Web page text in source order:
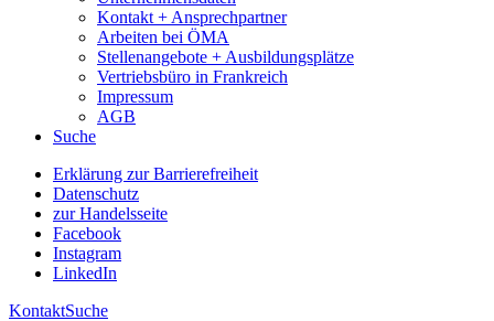
Kontakt + Ansprechpartner
Arbeiten bei ÖMA
Stellenangebote + Ausbildungsplätze
Vertriebsbüro in Frankreich
Impressum
AGB
Suche
Erklärung zur Barrierefreiheit
Datenschutz
zur Handelsseite
Facebook
Instagram
LinkedIn
KontaktSuche